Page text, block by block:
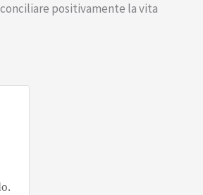
positivamente la vita